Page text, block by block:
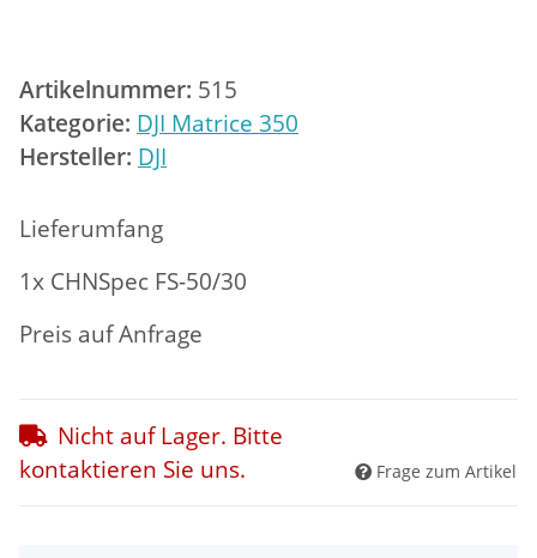
Artikelnummer: 515
Kategorie: DJI Matrice 350
Hersteller: DJI
Lieferumfang
1x CHNSpec FS-50/30
Preis auf Anfrage
Nicht auf Lager. Bitte
kontaktieren Sie uns.
Frage zum Artikel